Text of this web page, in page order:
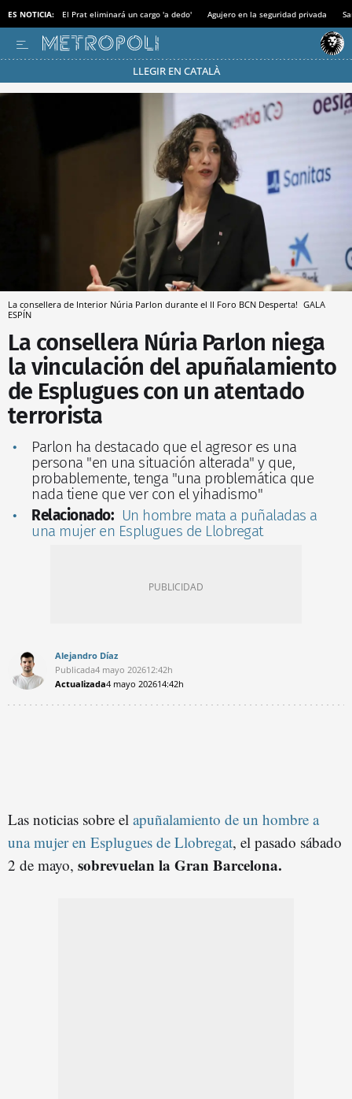
ES NOTICIA: El Prat eliminará un cargo 'a dedo' Agujero en la seguridad privada
LLEGIR EN CATALÀ
Pásate al MODO AHORRO
La consellera de Interior Núria Parlon durante el II Foro BCN Desperta! GALA
ESPÍN
La consellera Núria Parlon niega
la vinculación del apuñalamiento
de Esplugues con un atentado
terrorista
Parlon ha destacado que el agresor es una
persona "en una situación alterada" y que,
probablemente, tenga "una problemática que
nada tiene que ver con el yihadismo"
Relacionado: Un hombre mata a puñaladas a
una mujer en Esplugues de Llobregat
Alejandro Díaz
Publicada4 mayo 202612:42h
Actualizada4 mayo 202614:42h
Las noticias sobre el apuñalamiento de un hombre a
una mujer en Esplugues de Llobregat, el pasado sábado
2 de mayo, sobrevuelan la Gran Barcelona.